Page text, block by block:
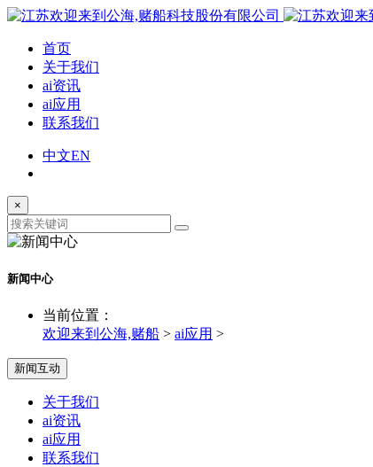
首页
关于我们
ai资讯
ai应用
联系我们
中文EN
×
新闻中心
当前位置：
欢迎来到公海,赌船 > ai应用 >
新闻互动
关于我们
ai资讯
ai应用
联系我们